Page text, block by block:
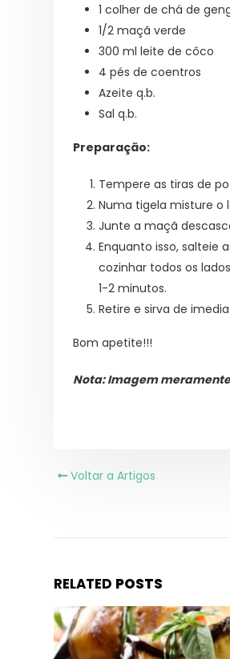
1 colher de chá de
1/2 maçã verde
300 ml leite de côco
4 pés de coentros
Azeite q.b.
Sal q.b.
Preparação:
Tempere as tiras de
Numa tigela misture o
Junte a maçã
Enquanto isso, salteie
cozinhar todos os
1-2 minutos.
Retire e sirva de
Bom apetite!!!
Nota: Imagem
Voltar a Artigos
RELATED POSTS